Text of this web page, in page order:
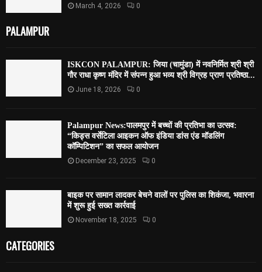
March 4, 2026 0
PALAMPUR
ISKCON PALAMPUR: जिया (चामुंडा) में नवनिर्मित श्री श्री
गौर राधा कृष्ण मंदिर में संपन्न हुआ भव्य श्री विग्रह प्राण प्रतिष्ठा...
June 18, 2026 0
Palampur News:पालमपुर में बच्चों की प्रतिभा का उत्सव:
“किड्स वर्सेटिला आइकन ऑफ इंडिया डांस एंड मॉडलिंग
कॉम्पिटिशन” का सफल आयोजन
December 23, 2025 0
बाइक पर सामान लादकर बेचने वालों पर पुलिस का शिकंजा, भवारना
में शुरू हुई सख्त कार्रवाई
November 18, 2025 0
CATEGORIES